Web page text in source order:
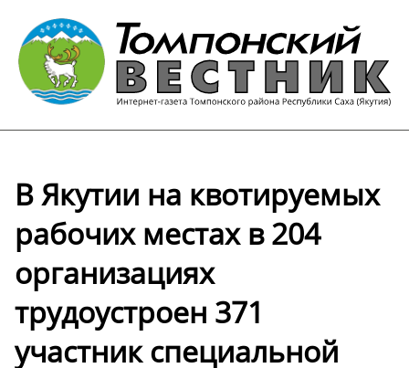
В Якутии на квотируемых
рабочих местах в 204
организациях
трудоустроен 371
участник специальной